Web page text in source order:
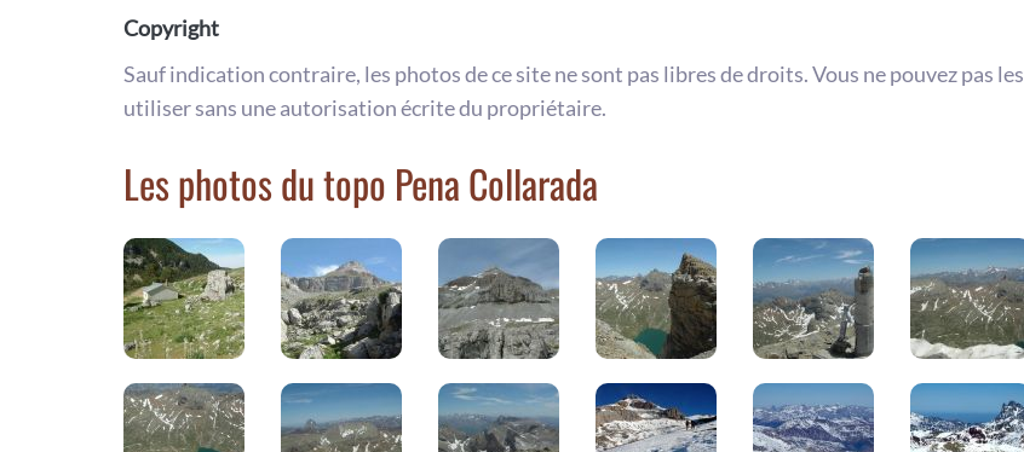
Copyright
Sauf indication contraire, les photos de ce site ne sont pas libres de droits. Vous ne pouvez pas les
utiliser sans une autorisation écrite du propriétaire.
Les photos du topo Pena Collarada